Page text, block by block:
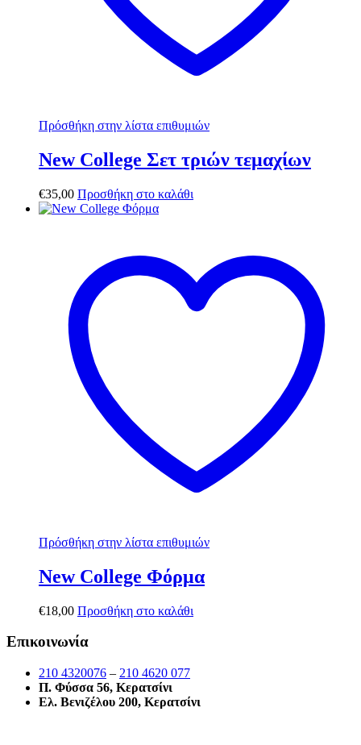
Πρόσθήκη στην λίστα επιθυμιών
New College Σετ τριών τεμαχίων
€35,00 Προσθήκη στο καλάθι
Πρόσθήκη στην λίστα επιθυμιών
New College Φόρμα
€18,00 Προσθήκη στο καλάθι
Επικοινωνία
210 4320076 – 210 4620 077
Π. Φύσσα 56, Κερατσίνι
Ελ. Βενιζέλου 200, Κερατσίνι